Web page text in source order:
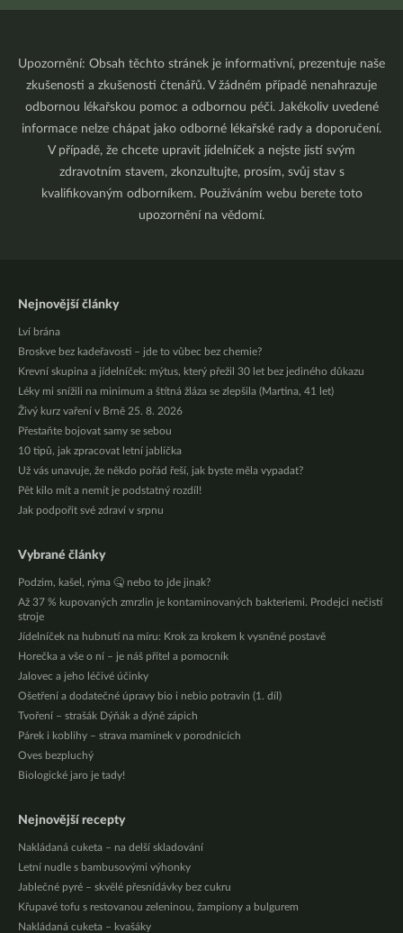
Upozornění: Obsah těchto stránek je informativní, prezentuje naše
zkušenosti a zkušenosti čtenářů. V žádném případě nenahrazuje
odbornou lékařskou pomoc a odbornou péči. Jakékoliv uvedené
informace nelze chápat jako odborné lékařské rady a doporučení.
V případě, že chcete upravit jídelníček a nejste jistí svým
zdravotním stavem, zkonzultujte, prosím, svůj stav s
kvalifikovaným odborníkem. Používáním webu berete toto
upozornění na vědomí.
Nejnovější články
Lví brána
Broskve bez kadeřavosti – jde to vůbec bez chemie?
Krevní skupina a jídelníček: mýtus, který přežil 30 let bez jediného důkazu
Léky mi snížili na minimum a štítná žláza se zlepšila (Martina, 41 let)
Živý kurz vaření v Brně 25. 8. 2026
Přestaňte bojovat samy se sebou
10 tipů, jak zpracovat letní jablíčka
Už vás unavuje, že někdo pořád řeší, jak byste měla vypadat?
Pět kilo mít a nemít je podstatný rozdíl!
Jak podpořit své zdraví v srpnu
Vybrané články
Podzim, kašel, rýma 🤒 nebo to jde jinak?
Až 37 % kupovaných zmrzlin je kontaminovaných bakteriemi. Prodejci nečistí
stroje
Jídelníček na hubnutí na míru: Krok za krokem k vysněné postavě
Horečka a vše o ní – je náš přítel a pomocník
Jalovec a jeho léčivé účinky
Ošetření a dodatečné úpravy bio i nebio potravin (1. díl)
Tvoření – strašák Dýňák a dýně zápich
Párek i koblihy – strava maminek v porodnicích
Oves bezpluchý
Biologické jaro je tady!
Nejnovější recepty
Nakládaná cuketa – na delší skladování
Letní nudle s bambusovými výhonky
Jablečné pyré – skvělé přesnídávky bez cukru
Křupavé tofu s restovanou zeleninou, žampiony a bulgurem
Nakládaná cuketa – kvašáky